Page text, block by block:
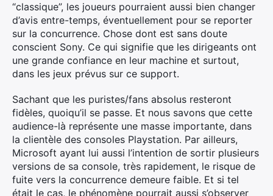
“classique”, les joueurs pourraient aussi bien changer
d’avis entre-temps, éventuellement pour se reporter
sur la concurrence. Chose dont est sans doute
conscient Sony. Ce qui signifie que les dirigeants ont
une grande confiance en leur machine et surtout,
dans les jeux prévus sur ce support.
Sachant que les puristes/fans absolus resteront
fidèles, quoiqu’il se passe. Et nous savons que cette
audience-là représente une masse importante, dans
la clientèle des consoles Playstation. Par ailleurs,
Microsoft ayant lui aussi l’intention de sortir plusieurs
versions de sa console, très rapidement, le risque de
fuite vers la concurrence demeure faible. Et si tel
était le cas, le phénomène pourrait aussi s’observer